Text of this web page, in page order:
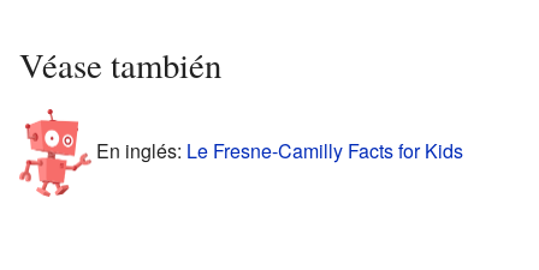
Véase también
En inglés: Le Fresne-Camilly Facts for Kids